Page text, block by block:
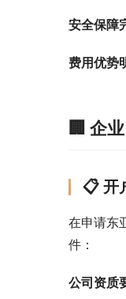
安全保障
费用优势
🏢 企
📋 开
在申请东
件：
公司资质